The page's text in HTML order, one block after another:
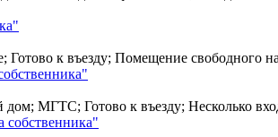
Готово к въезду; Помещение свободного
МГТС; Готово к въезду; Несколько
собственника"